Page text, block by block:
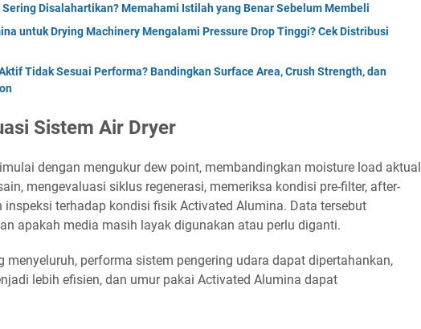
Disalahartikan? Memahami Istilah yang Benar Sebelum Membeli
untuk Drying Machinery Mengalami Pressure Drop Tinggi? Cek Distribusi
Tidak Sesuai Performa? Bandingkan Surface Area, Crush Strength, dan
Sistem Air Dryer
dengan mengukur dew point, membandingkan moisture load aktual
mengevaluasi siklus regenerasi, memeriksa kondisi pre-filter, after-
inspeksi terhadap kondisi fisik Activated Alumina. Data tersebut
apakah media masih layak digunakan atau perlu diganti.
menyeluruh, performa sistem pengering udara dapat dipertahankan,
lebih efisien, dan umur pakai Activated Alumina dapat